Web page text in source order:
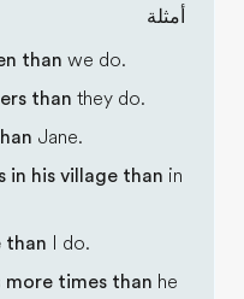
أمثلة
than we do.
than they do.
Jane.
in his village than in
than I do.
more times than he